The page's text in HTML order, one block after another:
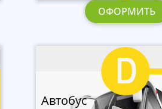
ОФОРМИТЬ
Автобус